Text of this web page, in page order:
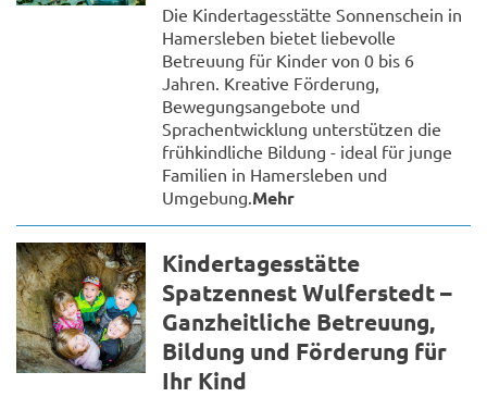
Die Kindertagesstätte Sonnenschein in
Hamersleben bietet liebevolle
Betreuung für Kinder von 0 bis 6
Jahren. Kreative Förderung,
Bewegungsangebote und
Sprachentwicklung unterstützen die
frühkindliche Bildung - ideal für junge
Familien in Hamersleben und
Umgebung.Mehr
Kindertagesstätte
Spatzennest Wulferstedt –
Ganzheitliche Betreuung,
Bildung und Förderung für
Ihr Kind